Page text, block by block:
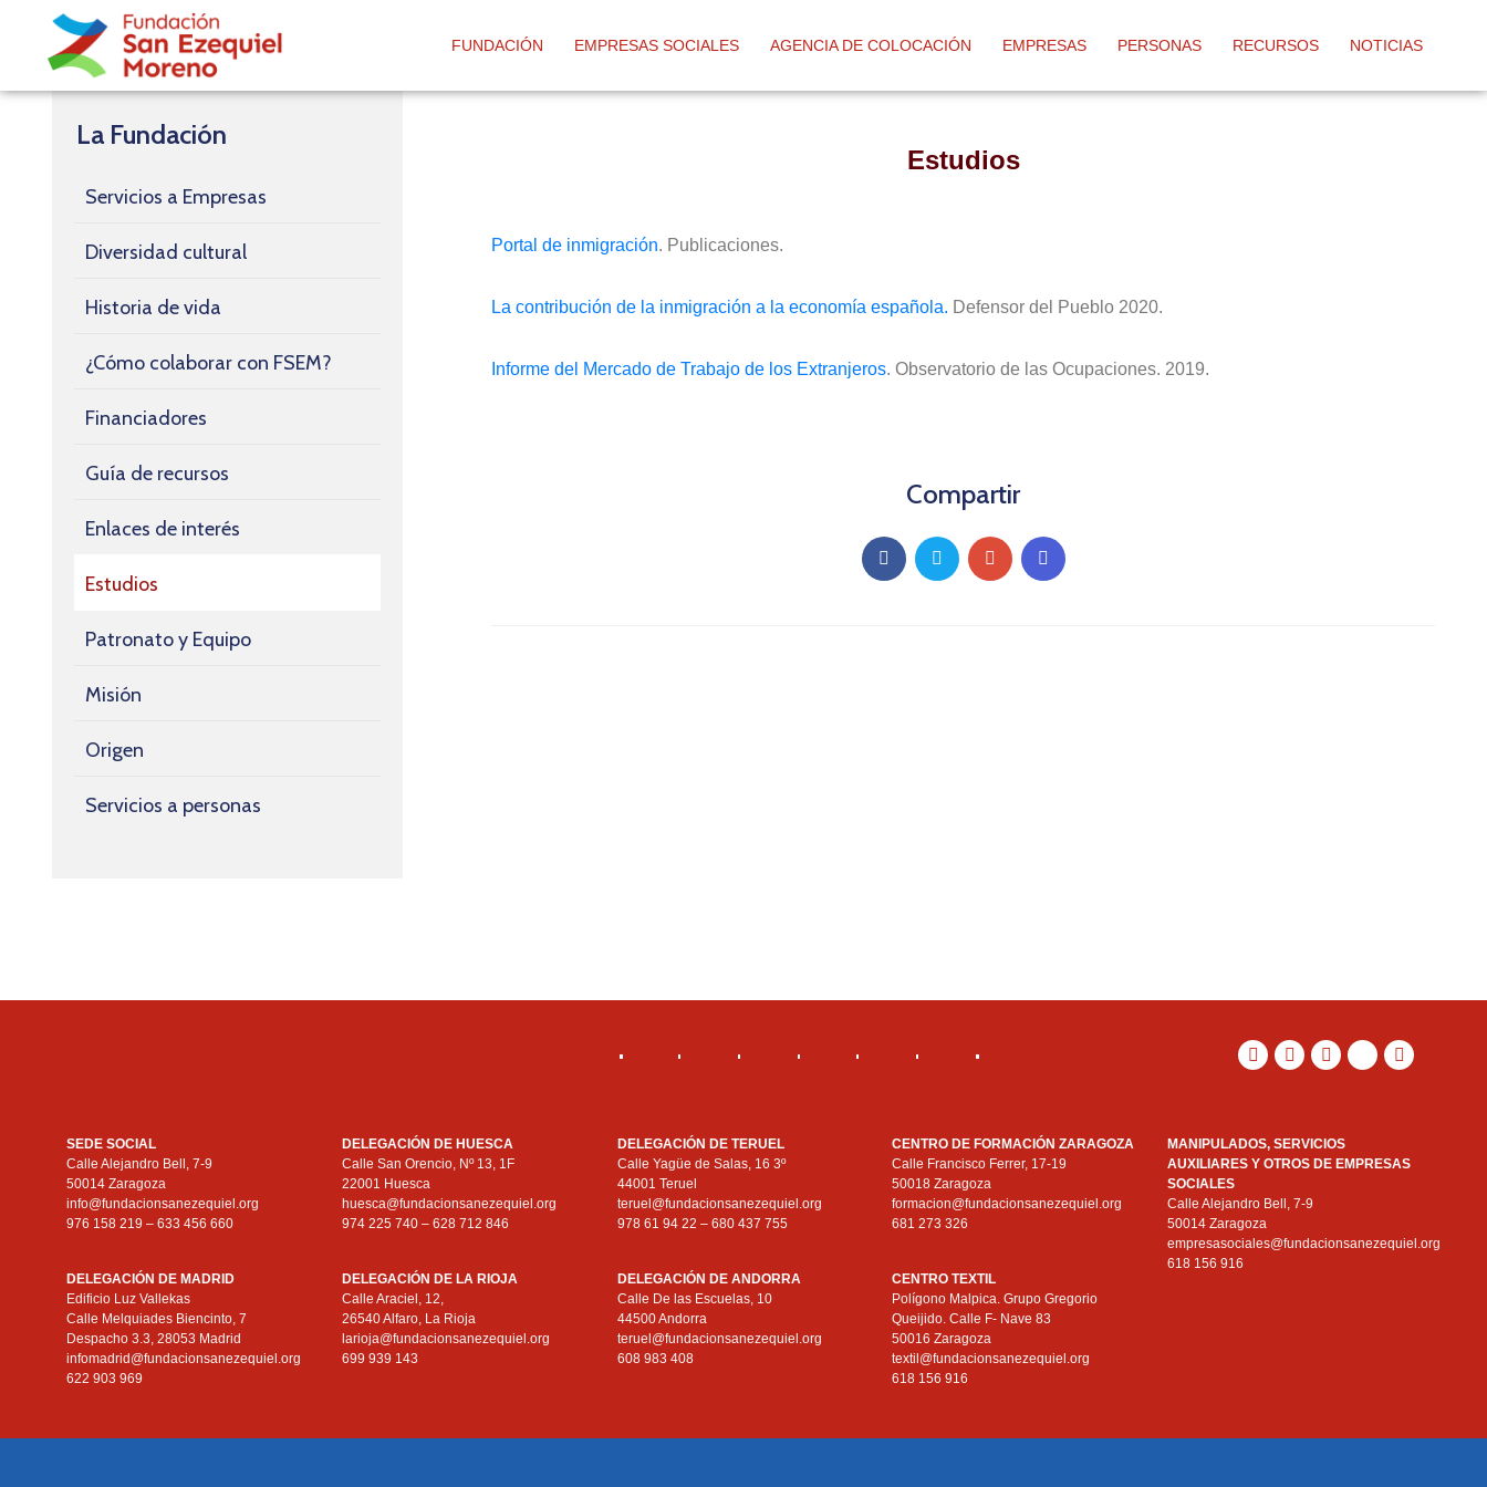
FUNDACIÓN EMPRESAS SOCIALES AGENCIA DE COLOCACIÓN EMPRESAS PERSONAS RECURSOS NOTICIAS
La Fundación
Servicios a Empresas
Diversidad cultural
Historia de vida
¿Cómo colaborar con FSEM?
Financiadores
Guía de recursos
Enlaces de interés
Estudios
Patronato y Equipo
Misión
Origen
Servicios a personas
Estudios
Portal de inmigración. Publicaciones.
La contribución de la inmigración a la economía española. Defensor del Pueblo 2020.
Informe del Mercado de Trabajo de los Extranjeros. Observatorio de las Ocupaciones. 2019.
Compartir
SEDE SOCIAL
Calle Alejandro Bell, 7-9
50014 Zaragoza
info@fundacionsanezequiel.org
976 158 219 – 633 456 660
DELEGACIÓN DE MADRID
Edificio Luz Vallekas
Calle Melquiades Biencinto, 7
Despacho 3.3, 28053 Madrid
infomadrid@fundacionsanezequiel.org
622 903 969
DELEGACIÓN DE HUESCA
Calle San Orencio, Nº 13, 1F
22001 Huesca
huesca@fundacionsanezequiel.org
974 225 740 – 628 712 846
DELEGACIÓN DE LA RIOJA
Calle Araciel, 12,
26540 Alfaro, La Rioja
larioja@fundacionsanezequiel.org
699 939 143
DELEGACIÓN DE TERUEL
Calle Yagüe de Salas, 16 3º
44001 Teruel
teruel@fundacionsanezequiel.org
978 61 94 22 – 680 437 755
DELEGACIÓN DE ANDORRA
Calle De las Escuelas, 10
44500 Andorra
teruel@fundacionsanezequiel.org
608 983 408
CENTRO DE FORMACIÓN ZARAGOZA
Calle Francisco Ferrer, 17-19
50018 Zaragoza
formacion@fundacionsanezequiel.org
681 273 326
CENTRO TEXTIL
Polígono Malpica. Grupo Gregorio
Queijido. Calle F- Nave 83
50016 Zaragoza
textil@fundacionsanezequiel.org
618 156 916
MANIPULADOS, SERVICIOS
AUXILIARES Y OTROS DE EMPRESAS
SOCIALES
Calle Alejandro Bell, 7-9
50014 Zaragoza
empresasociales@fundacionsanezequiel.org
618 156 916